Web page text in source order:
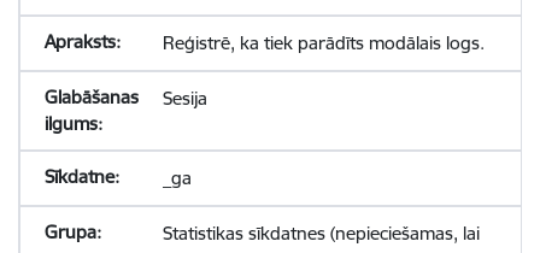
Reģistrē, ka tiek parādīts modālais logs.
Sesija
_ga
Statistikas sīkdatnes (nepieciešamas, lai